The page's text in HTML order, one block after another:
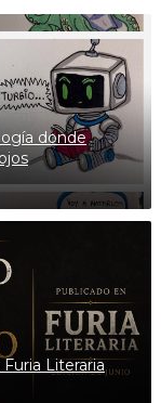
donde
Literaria